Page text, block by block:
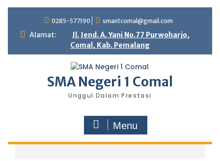
0285-577190 sman1comal@gmail.com
Alamat:
Jl. Jend. A. Yani No.77 Purwoharjo,
Comal, Kab. Pemalang
SMA Negeri 1 Comal
Unggul Dalam Prestasi
Menu